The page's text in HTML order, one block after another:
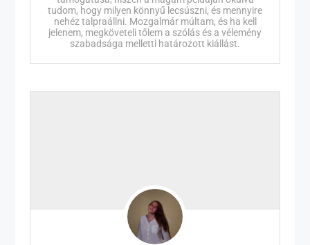
tudom, hogy milyen könnyű lecsúszni, és mennyire
nehéz talpraállni. Mozgalmár múltam, és ha kell
jelenem, megköveteli tőlem a szólás és a vélemény
szabadsága melletti határozott kiállást.